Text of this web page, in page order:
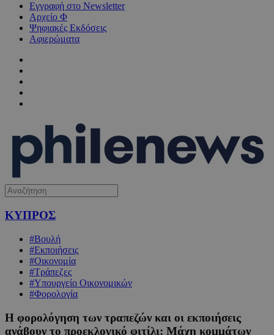
Εγγραφή στο Newsletter
Αρχείο Φ
Ψηφιακές Εκδόσεις
Αφιερώματα
ΚΥΠΡΟΣ
#Βουλή
#Εκποιήσεις
#Οικονομία
#Τράπεζες
#Υπουργείο Οικονομικών
#Φορολογία
Η φορολόγηση των τραπεζών και οι εκποιήσεις
ανάβουν το προεκλογικό φιτίλι: Μάχη κομμάτων